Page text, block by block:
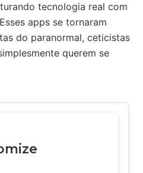
tecnologia real com
apps se tornaram
do paranormal, ceticistas
querem se